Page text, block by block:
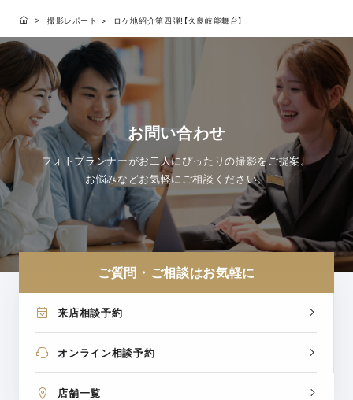
撮影レポート ロケ地紹介第四弾!【久良岐能舞台】
お問い合わせ
フォトプランナーがお二人にぴったりの撮影をご提案。
お悩みなどお気軽にご相談ください。
ご質問・ご相談はお気軽に
来店相談予約
オンライン相談予約
店舗一覧